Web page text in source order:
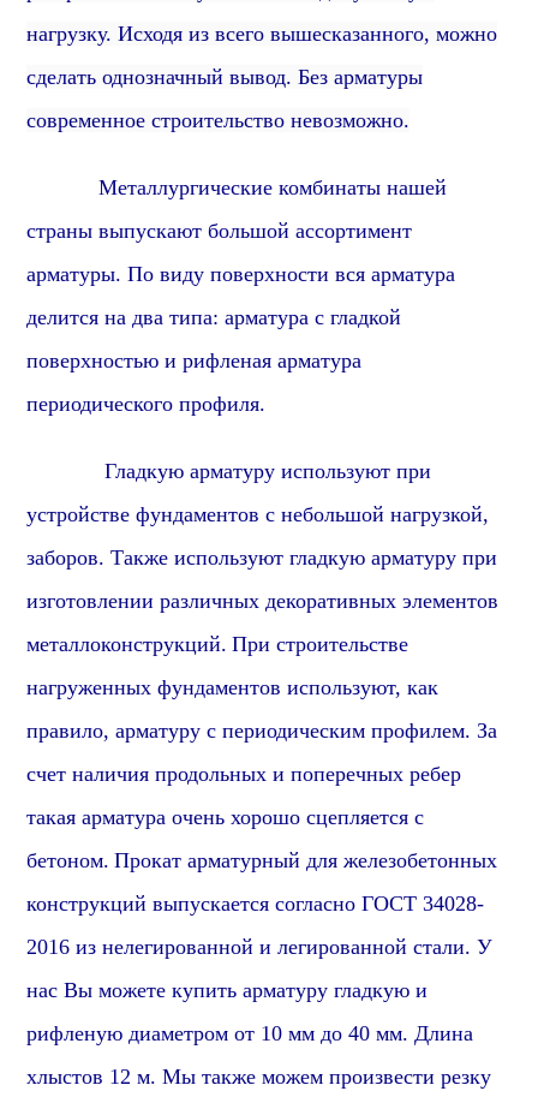
нагрузку. Исходя из всего вышесказанного, можно
сделать однозначный вывод.Без арматуры
современное строительство невозможно.
Металлургические комбинаты нашей
страны выпускают большой ассортимент
арматуры.По виду поверхности вся арматура
делится на два типа: арматура с гладкой
поверхностью и рифленая арматура
периодического профиля.
Гладкую арматуру используют при
устройстве фундаментов с небольшой нагрузкой,
заборов. Также используют гладкую арматуру при
изготовлении различных декоративных элементов
металлоконструкций. При строительстве
нагруженных фундаментов используют, как
правило, арматуру с периодическим профилем. За
счет наличия продольных и поперечных ребер
такая арматура очень хорошо сцепляется с
бетоном. Прокат арматурный для железобетонных
конструкций выпускается согласно ГОСТ 34028-
2016из нелегированной и легированной стали.У
нас Вы можете купить арматуру гладкую и
рифленую диаметром от 10 мм до 40 мм. Длина
хлыстов 12 м. Мы также можем произвести резку